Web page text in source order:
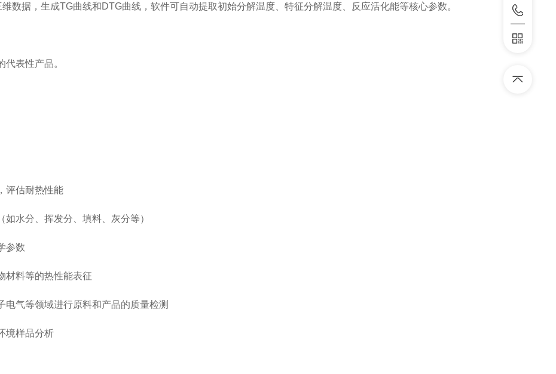
数据，生成TG曲线和DTG曲线，软件可自动提取初始分解温度、特征分解温度、反应活化能等核心参数。
代表性产品。
评估耐热性能
如水分、挥发分、填料、灰分等）
参数
材料等的热性能表征
电气等领域进行原料和产品的质量检测
境样品分析